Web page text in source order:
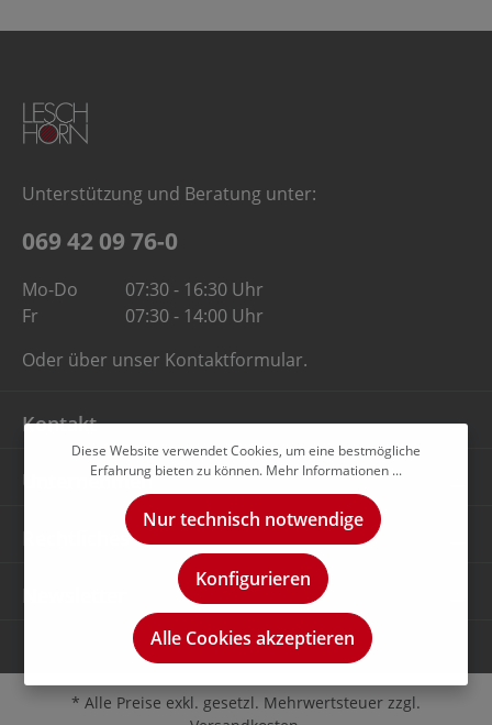
Unterstützung und Beratung unter:
069 42 09 76-0
Mo-Do
07:30 - 16:30 Uhr
Fr
07:30 - 14:00 Uhr
Oder über unser Kontaktformular.
Kontakt
Unternehmen
Rechtliches
* Alle Preise exkl. gesetzl. Mehrwertsteuer zzgl.
Diese Website verwendet Cookies, um eine bestmögliche
Erfahrung bieten zu können. Mehr Informationen ...
Nur technisch notwendige
Konfigurieren
Alle Cookies akzeptieren